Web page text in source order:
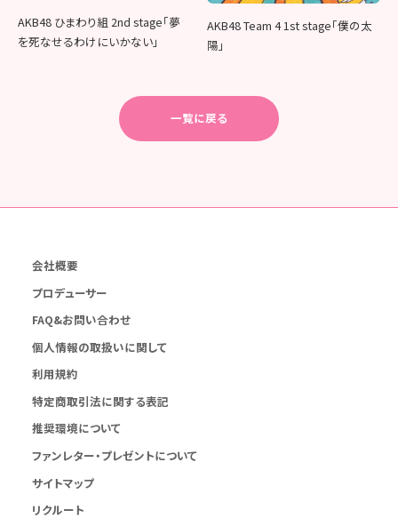
AKB48 ひまわり組 2nd stage「夢
を死なせるわけにいかない」
AKB48 Team 4 1st stage「僕の太
陽」
一覧に戻る
会社概要
プロデューサー
FAQ&お問い合わせ
個人情報の取扱いに関して
利用規約
特定商取引法に関する表記
推奨環境について
ファンレター・プレゼントについて
サイトマップ
リクルート